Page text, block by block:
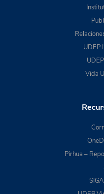
UDEP
Vida
Pirhua –